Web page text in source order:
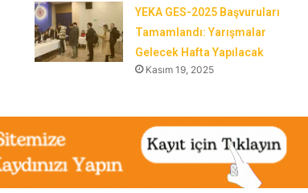
YEKA GES-2025 Başvuruları
Tamamlandı: Yarışmalar
Gelecek Hafta Yapılacak
Kasım 19, 2025
Almanya’nın Güneş Kurulu Gücü Şubat
Ayında 84,88 GW’a Yükseldi